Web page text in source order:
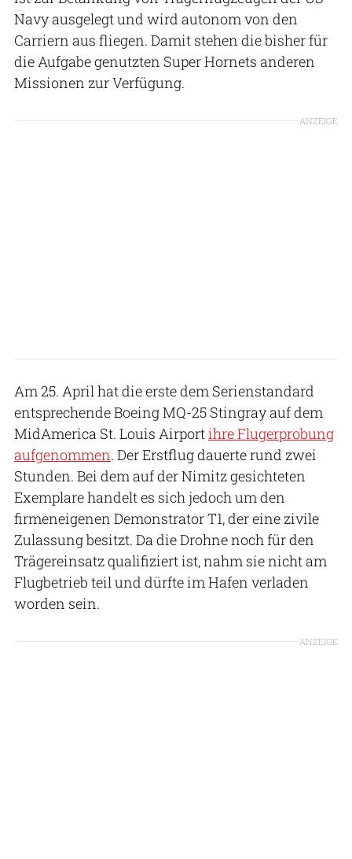
Navy ausgelegt und wird autonom von den
Carriern aus fliegen. Damit stehen die bisher für
die Aufgabe genutzten Super Hornets anderen
Missionen zur Verfügung.
ANZEIGE
Am 25. April hat die erste dem Serienstandard
entsprechende Boeing MQ-25 Stingray auf dem
MidAmerica St. Louis Airportihre Flugerprobung
aufgenommen. Der Erstflug dauerte rund zwei
Stunden. Bei dem auf der Nimitz gesichteten
Exemplare handelt es sich jedoch um den
firmeneigenen Demonstrator T1, der eine zivile
Zulassung besitzt. Da die Drohne noch für den
Trägereinsatz qualifiziert ist, nahm sie nicht am
Flugbetrieb teil und dürfte im Hafen verladen
worden sein.
ANZEIGE